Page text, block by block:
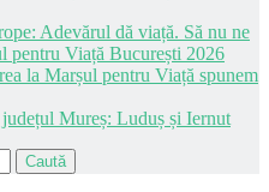
Adevărul dă viață. Să nu ne
pentru Viață București 2026
la Marșul pentru Viață spunem
Mureș: Luduș și Iernut
Caută